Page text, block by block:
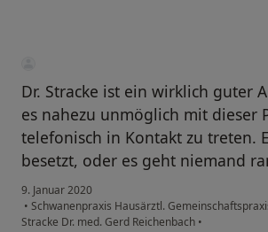
Dr. Stracke ist ein wirklich guter
es nahezu unmöglich mit dieser
telefonisch in Kontakt zu treten.
besetzt, oder es geht niemand
9. Januar 2020
• Schwanenpraxis Hausärztl.
Stracke Dr. med. Gerd Reichenbach •